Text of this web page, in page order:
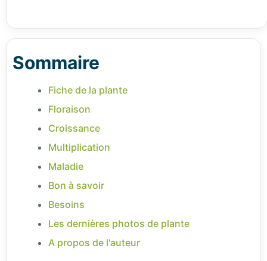
Sommaire
Fiche de la plante
Floraison
Croissance
Multiplication
Maladie
Bon à savoir
Besoins
Les dernières photos de plante
A propos de l'auteur